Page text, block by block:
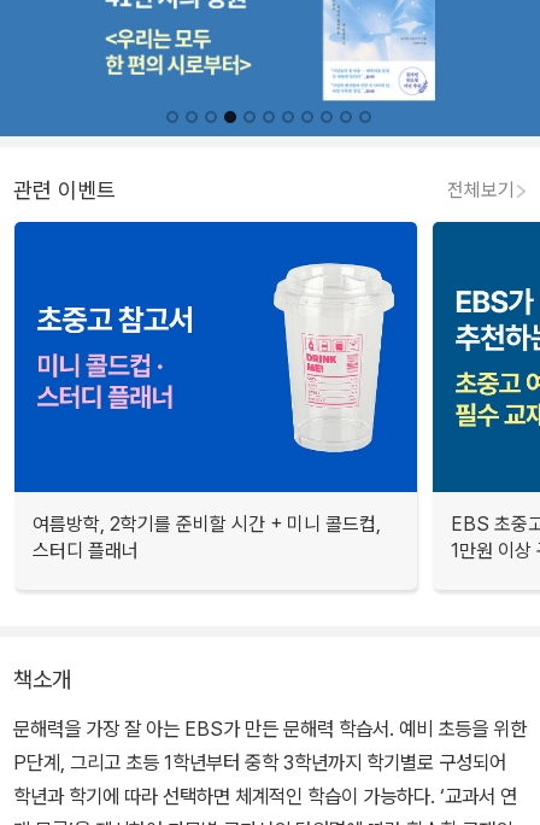
관련 이벤트 전체보기
여름방학, 2학기를 준비할 시간 + 미니 콜드컵,
스터디 플래너
EBS 초중
1만원 이상
책소개
문해력을 가장 잘 아는 EBS가 만든 문해력 학습서. 예비 초등을 위한
P단계, 그리고 초등 1학년부터 중학 3학년까지 학기별로 구성되어
학년과 학기에 따라 선택하면 체계적인 학습이 가능하다. ‘교과서 연